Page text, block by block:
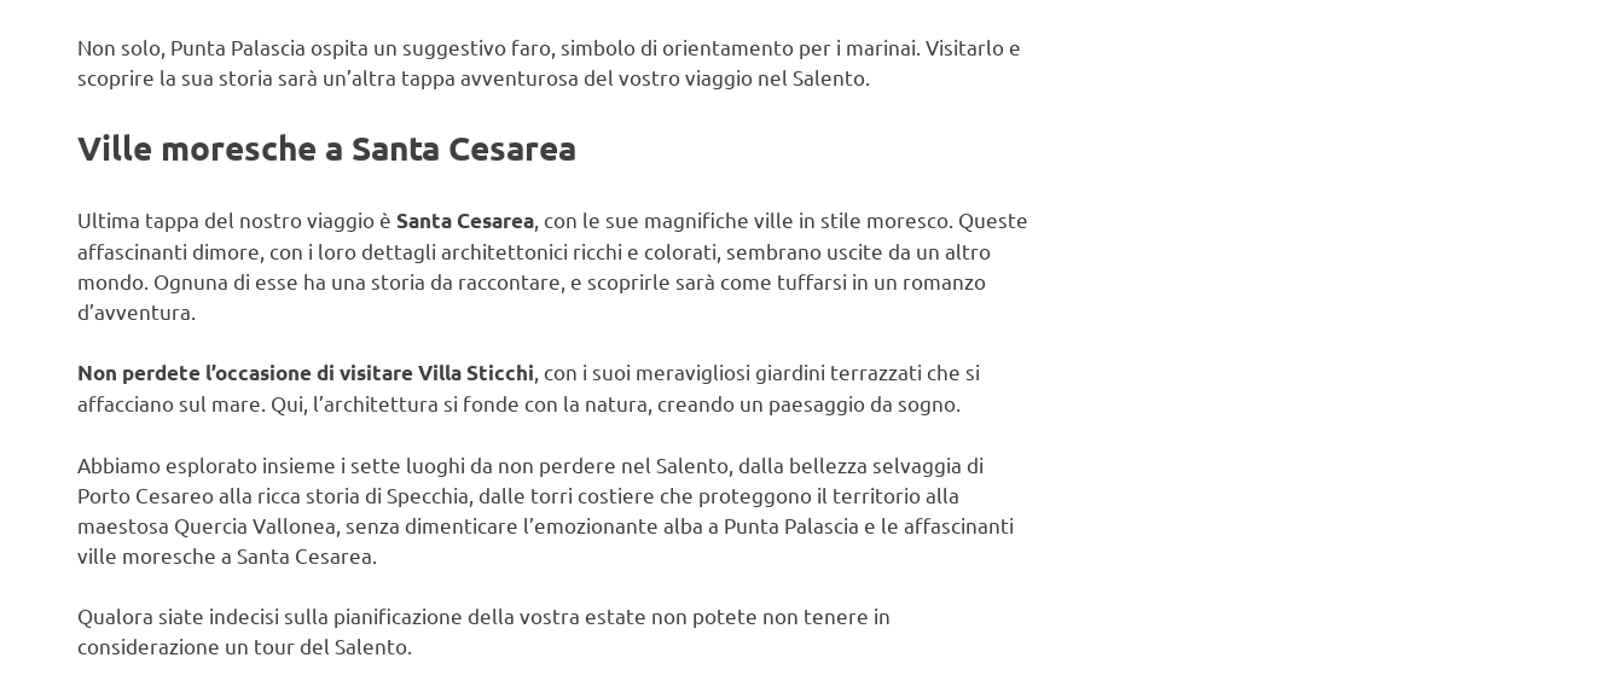
Non solo, Punta Palascia ospita un suggestivo faro, simbolo di orientamento per i marinai. Visitarlo e
scoprire la sua storia sarà un’altra tappa avventurosa del vostro viaggio nel Salento.
Ville moresche a Santa Cesarea
Ultima tappa del nostro viaggio è Santa Cesarea , con le sue magnifiche ville in stile moresco. Queste
affascinanti dimore, con i loro dettagli architettonici ricchi e colorati, sembrano uscite da un altro
mondo. Ognuna di esse ha una storia da raccontare, e scoprirle sarà come tuffarsi in un romanzo
d’avventura.
Non perdete l’occasione di visitare Villa Sticchi, con i suoi meravigliosi giardini terrazzati che si
affacciano sul mare. Qui, l’architettura si fonde con la natura, creando un paesaggio da sogno.
Abbiamo esplorato insieme i sette luoghi da non perdere nel Salento, dalla bellezza selvaggia di
Porto Cesareo alla ricca storia di Specchia, dalle torri costiere che proteggono il territorio alla
maestosa Quercia Vallonea, senza dimenticare l’emozionante alba a Punta Palascia e le affascinanti
ville moresche a Santa Cesarea.
Qualora siate indecisi sulla pianificazione della vostra estate non potete non tenere in
considerazione un tour del Salento.